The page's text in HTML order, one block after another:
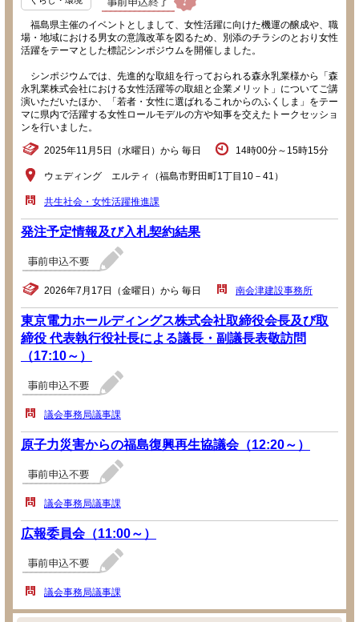
福島県主催のイベントとしまして、女性活躍に向けた機運の醸成や、職
場・地域における男女の意識改革を図るため、別添のチラシのとおり女性
活躍をテーマとした標記シンポジウムを開催しました。
シンポジウムでは、先進的な取組を行っておられる森永乳業様から「森
永乳業株式会社における女性活躍等の取組と企業メリット」についてご講
演いただいたほか、「若者・女性に選ばれるこれからのふくしま」をテー
マに県内で活躍する女性ロールモデルの方や知事を交えたトークセッショ
ンを行いました。
2025年11月5日（水曜日）から 毎日 14時00分～15時15分
ウェディング エルティ（福島市野田町1丁目10－41）
共生社会・女性活躍推進課
発注予定情報及び入札契約結果
2026年7月17日（金曜日）から 毎日 南会津建設事務所
東京電力ホールディングス株式会社取締役会長及び取
締役 代表執行役社長による議長・副議長表敬訪問
（17:10～）
議会事務局議事課
原子力災害からの福島復興再生協議会（12:20～）
議会事務局議事課
広報委員会（11:00～）
議会事務局議事課